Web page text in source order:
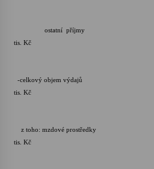
ostatní
tis. Kč
-celkový objem
tis. Kč
z toho: mzdové
tis. Kč